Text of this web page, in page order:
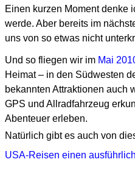
Einen kurzen Moment denke
werde. Aber bereits im
uns von so etwas nicht
Und so fliegen wir im Mai
Heimat – in den Südwesten
bekannten Attraktionen auch
GPS und Allradfahrzeug
Abenteuer erleben.
Natürlich gibt es auch von
USA-Reisen einen